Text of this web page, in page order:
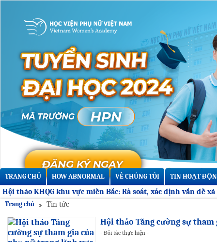
TRANG CHỦ HOW ABNORMAL VỀ CHÚNG TÔI TIN HOẠT
Trang chủ Tin tức
Hội thảo Tăng cường sự
- Đối tác thực hiện -